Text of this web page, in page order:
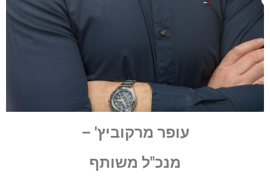
עופר מרקוביץ' –
מנכ"ל משותף